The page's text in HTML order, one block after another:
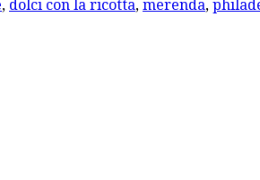
, dolci con la ricotta, merenda,